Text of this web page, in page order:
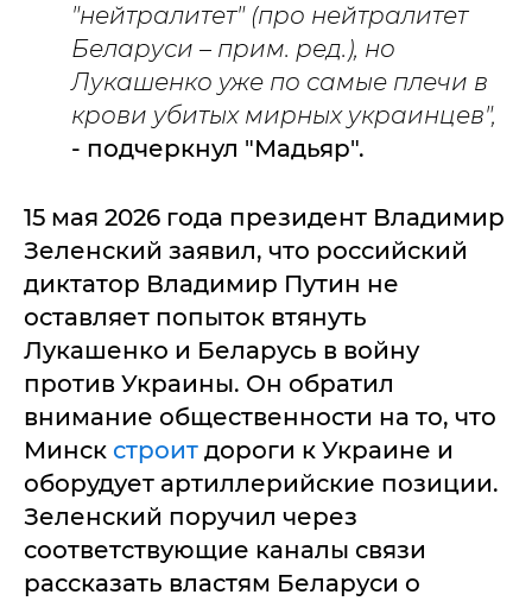
"нейтралитет" (про нейтралитет
Беларуси – прим. ред.), но
Лукашенко уже по самые плечи в
крови убитых мирных украинцев",
- подчеркнул "Мадьяр".
15 мая 2026 года президент Владимир
Зеленский заявил, что российский
диктатор Владимир Путин не
оставляет попыток втянуть
Лукашенко и Беларусь в войну
против Украины. Он обратил
внимание общественности на то, что
Минск строит дороги к Украине и
оборудует артиллерийские позиции.
Зеленский поручил через
соответствующие каналы связи
рассказать властям Беларуси о